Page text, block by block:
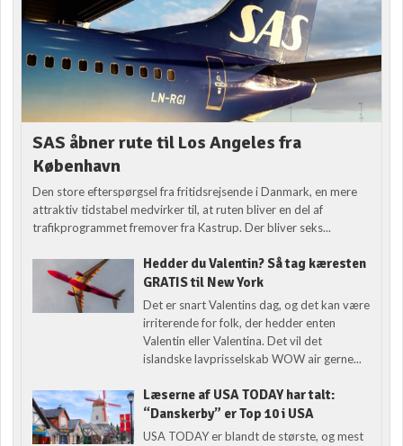
SAS åbner rute til Los Angeles fra
København
Den store efterspørgsel fra fritidsrejsende i Danmark, en mere
attraktiv tidstabel medvirker til, at ruten bliver en del af
trafikprogrammet fremover fra Kastrup. Der bliver seks...
Hedder du Valentin? Så tag kæresten
GRATIS til New York
Det er snart Valentins dag, og det kan være
irriterende for folk, der hedder enten
Valentin eller Valentina. Det vil det
islandske lavprisselskab WOW air gerne...
Læserne af USA TODAY har talt:
“Danskerby” er Top 10 i USA
USA TODAY er blandt de største, og mest